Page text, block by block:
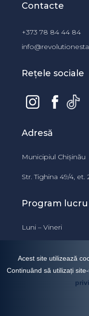
Contacte
+373 78 84 44 84
Rețele sociale
Adresă
Municipiul Chișinău
Str. Tighina 49/4, et.
Program lucru
Luni – Vineri
Pechenyuk
Acest site utilizează
Continuând să utilizați